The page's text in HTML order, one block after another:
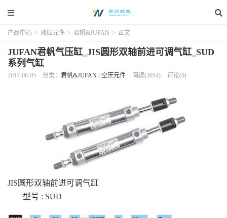
产品中心 > 液压元件 > 君帆&JUFAN > 正文
JUFAN君帆气压缸_JIS圆形双轴前进可调气缸_SUD
系列气缸
2017-08-05 分类： 君帆&JUFAN / 空压元件 阅读(3054) 评论(0)
JIS圆形双轴前进可调气缸
型号 : SUD